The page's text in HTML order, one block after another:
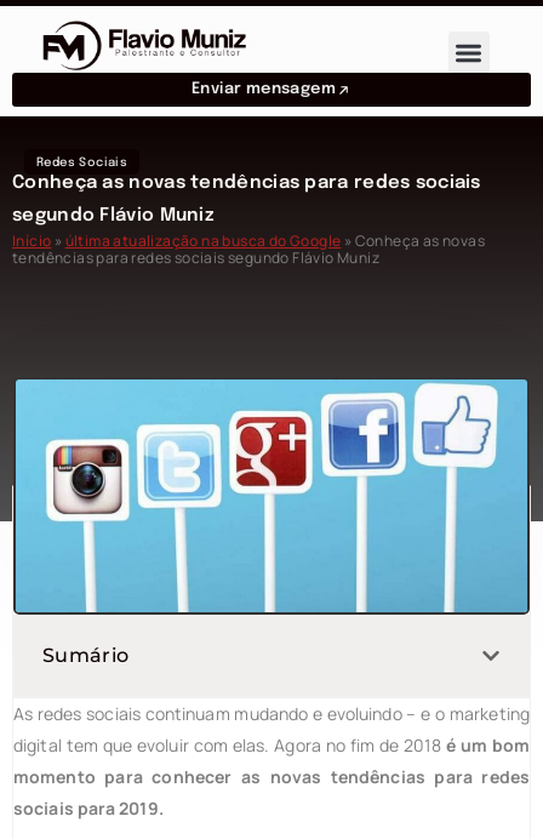
Enviar mensagem
Redes Sociais
Conheça as novas tendências para redes sociais
segundo Flávio Muniz
Início »última atualização na busca do Google »Conheça as novas
tendências para redes sociais segundo Flávio Muniz
Sumário
As redes sociais continuam mudando e evoluindo – e o marketing
digital tem que evoluir com elas. Agora no fim de 2018 é um bom
momento para conhecer as novas tendências para redes
sociais para 2019.